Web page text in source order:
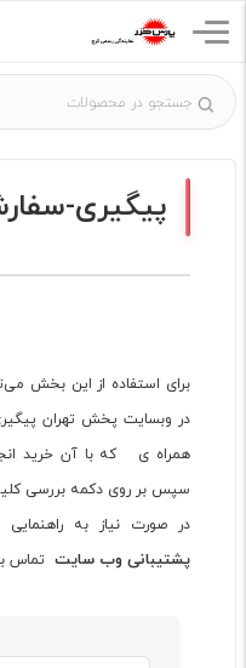
پیگیری-
برای استفاده از این بخش
در وبسایت پخش تهران
همراه ی که با آن خرید
سپس بر روی دکمه بررسی
در صورت نیاز به راهنمایی
پشتیبانی وب سایت تماس